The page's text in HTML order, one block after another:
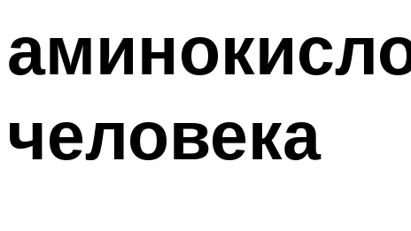
человека